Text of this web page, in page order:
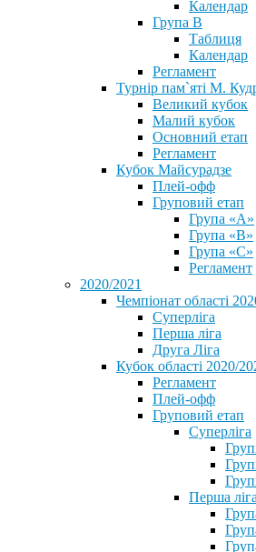
Календар
Група В
Таблиця
Календар
Регламент
Турнір пам`яті М.
Великий кубок
Малий кубок
Основний етап
Регламент
Кубок Майсурадзе
Плей-офф
Груповий етап
Група «А»
Група «B»
Група «C»
Регламент
2020/2021
Чемпіонат області
Суперліга
Перша ліга
Друга Ліга
Кубок області 2020/
Регламент
Плей-офф
Груповий етап
Суперліга
Перша ліга